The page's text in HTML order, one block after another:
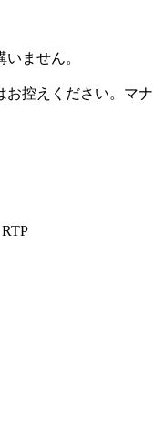
ません。
控えください。マナ